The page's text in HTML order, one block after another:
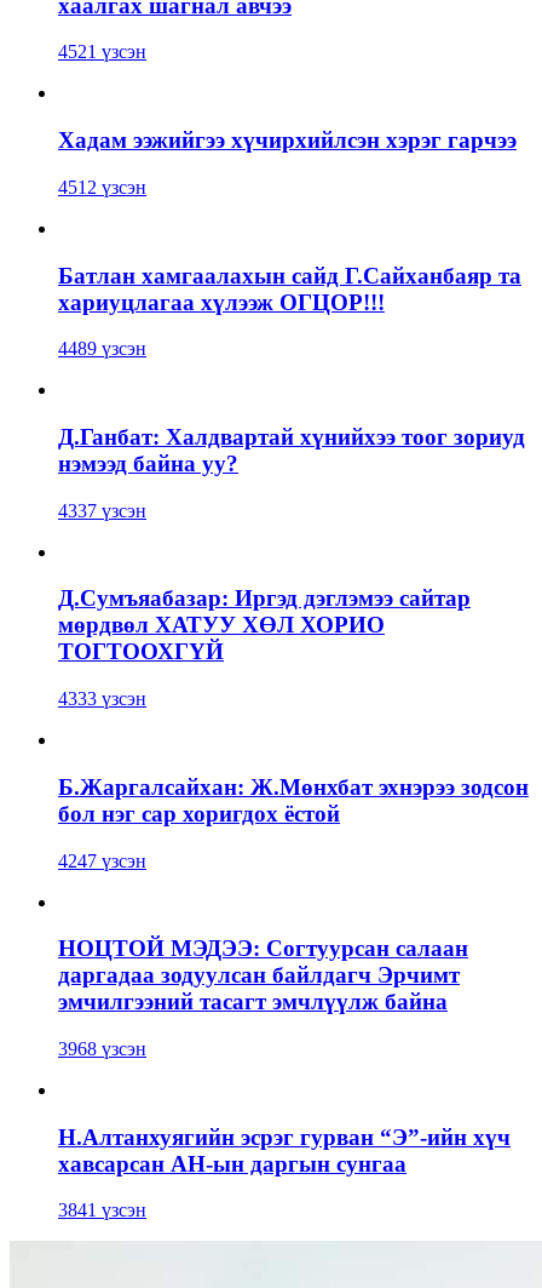
4521 үзсэн
Хадам ээжийгээ хүчирхийлсэн хэрэг гарчээ
4512 үзсэн
Батлан хамгаалахын сайд Г.Сайханбаяр та
хариуцлагаа хүлээж ОГЦОР!!!
4489 үзсэн
Д.Ганбат: Халдвартай хүнийхээ тоог зориуд
нэмээд байна уу?
4337 үзсэн
Д.Сумъяабазар: Иргэд дэглэмээ сайтар
мөрдвөл ХАТУУ ХӨЛ ХОРИО
ТОГТООХГҮЙ
4333 үзсэн
Б.Жаргалсайхан: Ж.Мөнхбат эхнэрээ зодсон
бол нэг сар хоригдох ёстой
4247 үзсэн
НОЦТОЙ МЭДЭЭ: Согтуурсан салаан
даргадаа зодуулсан байлдагч Эрчимт
эмчилгээний тасагт эмчлүүлж байна
3968 үзсэн
Н.Алтанхуягийн эсрэг гурван “Э”-ийн хүч
хавсарсан АН-ын даргын сунгаа
3841 үзсэн